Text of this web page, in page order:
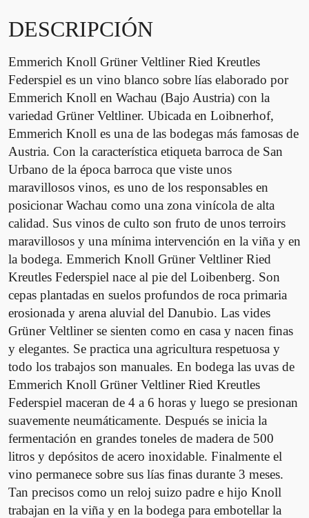
t
l
i
e
e
d
e
r
s
p
i
e
l
2
2
c
a
n
t
i
d
a
d
DESCRIPCIÓN
Emmerich Knoll Grüner Veltliner Ried Kreutles
Federspiel es un vino blanco sobre lías elaborado por
Emmerich Knoll en Wachau (Bajo Austria) con la
variedad Grüner Veltliner. Ubicada en Loibnerhof,
Emmerich Knoll es una de las bodegas más famosas de
Austria. Con la característica etiqueta barroca de San
Urbano de la época barroca que viste unos
maravillosos vinos, es uno de los responsables en
posicionar Wachau como una zona vinícola de alta
calidad. Sus vinos de culto son fruto de unos terroirs
maravillosos y una mínima intervención en la viña y en
la bodega. Emmerich Knoll Grüner Veltliner Ried
Kreutles Federspiel nace al pie del Loibenberg. Son
cepas plantadas en suelos profundos de roca primaria
erosionada y arena aluvial del Danubio. Las vides
Grüner Veltliner se sienten como en casa y nacen finas
y elegantes. Se practica una agricultura respetuosa y
todo los trabajos son manuales. En bodega las uvas de
Emmerich Knoll Grüner Veltliner Ried Kreutles
Federspiel maceran de 4 a 6 horas y luego se presionan
suavemente neumáticamente. Después se inicia la
fermentación en grandes toneles de madera de 500
litros y depósitos de acero inoxidable. Finalmente el
vino permanece sobre sus lías finas durante 3 meses.
Tan precisos como un reloj suizo padre e hijo Knoll
trabajan en la viña y en la bodega para embotellar la